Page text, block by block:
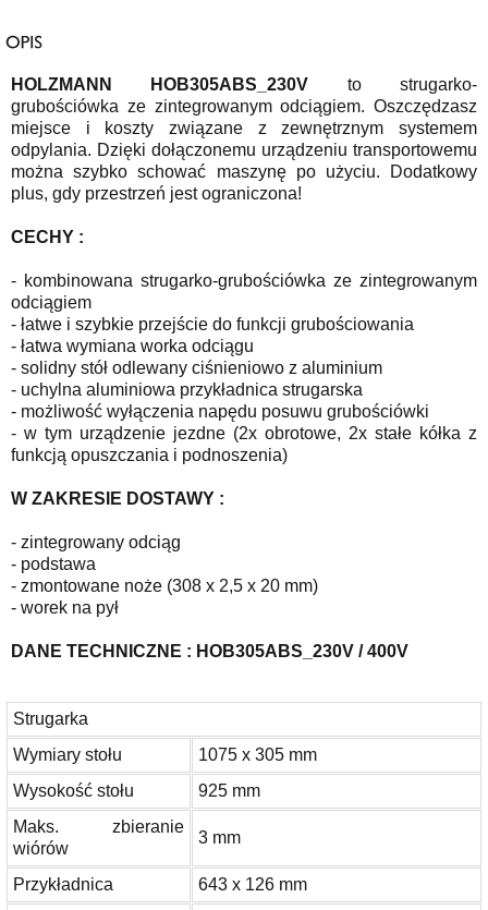
HOLZMANN HOB305ABS_230V to strugarko-
grubościówka ze zintegrowanym odciągiem. Oszczędzasz
miejsce i koszty związane z zewnętrznym systemem
odpylania. Dzięki dołączonemu urządzeniu transportowemu
można szybko schować maszynę po użyciu. Dodatkowy
plus, gdy przestrzeń jest ograniczona!
CECHY :
- kombinowana strugarko-grubościówka ze zintegrowanym
odciągiem
- łatwe i szybkie przejście do funkcji grubościowania
- łatwa wymiana worka odciągu
- solidny stół odlewany ciśnieniowo z aluminium
- uchylna aluminiowa przykładnica strugarska
- możliwość wyłączenia napędu posuwu grubościówki
- w tym urządzenie jezdne (2x obrotowe, 2x stałe kółka z
funkcją opuszczania i podnoszenia)
W ZAKRESIE DOSTAWY :
- zintegrowany odciąg
- podstawa
- zmontowane noże (308 x 2,5 x 20 mm)
- worek na pył
DANE TECHNICZNE : HOB305ABS_230V / 400V
Strugarka
Wymiary stołu
1075 x 305 mm
Wysokość stołu
925 mm
Maks. zbieranie
wiórów
3 mm
Przykładnica
643 x 126 mm